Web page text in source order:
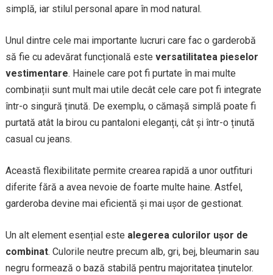
simplă, iar stilul personal apare în mod natural.
Unul dintre cele mai importante lucruri care fac o garderobă
să fie cu adevărat funcțională este versatilitatea pieselor
vestimentare. Hainele care pot fi purtate în mai multe
combinații sunt mult mai utile decât cele care pot fi integrate
într-o singură ținută. De exemplu, o cămașă simplă poate fi
purtată atât la birou cu pantaloni eleganți, cât și într-o ținută
casual cu jeans.
Această flexibilitate permite crearea rapidă a unor outfituri
diferite fără a avea nevoie de foarte multe haine. Astfel,
garderoba devine mai eficientă și mai ușor de gestionat.
Un alt element esențial este alegerea culorilor ușor de
combinat. Culorile neutre precum alb, gri, bej, bleumarin sau
negru formează o bază stabilă pentru majoritatea ținutelor.